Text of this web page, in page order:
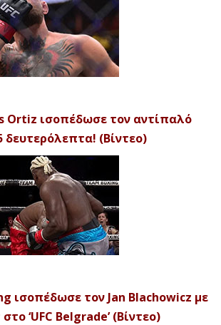
Ortiz ισοπέδωσε τον αντίπαλό
δευτερόλεπτα! (Βίντεο)
ισοπέδωσε τον Jan Blachowicz με
‘UFC Belgrade’ (Βίντεο)